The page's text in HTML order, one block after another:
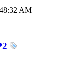
AM